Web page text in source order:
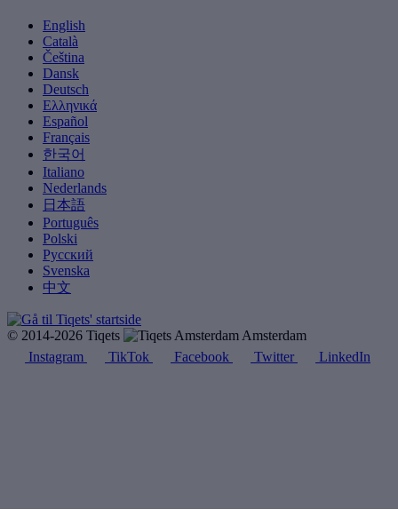
English
Català
Čeština
Dansk
Deutsch
Ελληνικά
Español
Français
한국어
Italiano
Nederlands
日本語
Português
Polski
Русский
Svenska
中文
© 2014-2026 Tiqets
Amsterdam
Instagram
TikTok Facebook Twitter LinkedIn